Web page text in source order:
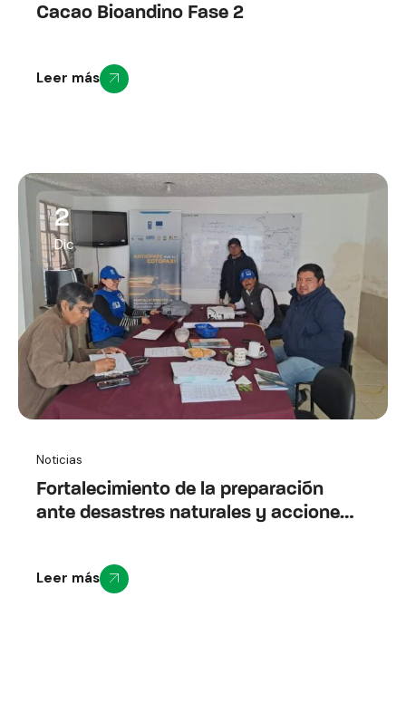
Cacao Bioandino Fase 2
Leer más
2
Dic
Noticias
Fortalecimiento de la preparación
ante desastres naturales y acciones
vulnerables altamente expuestas a la
erupción del volcán Cotopaxi
Leer más